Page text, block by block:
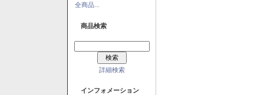
全商品...
商品検索
詳細検索
インフォメーション